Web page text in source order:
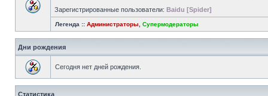
Зарегистрированные пользователи: Baidu [Spider]
Легенда :: Администраторы Супермодераторы
Дни рождения
Сегодня нет дней рождения.
Статистика